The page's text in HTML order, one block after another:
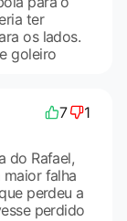
ter
os lados.
goleiro
7 1
do Rafael,
falha
perdeu a
perdido